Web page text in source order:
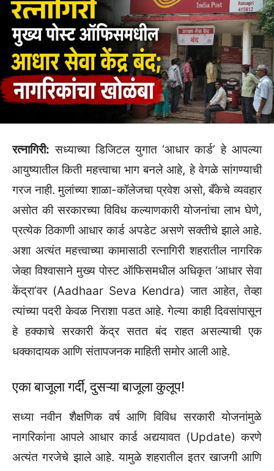
रत्नागिरी: सध्याच्या डिजिटल युगात ‘आधार कार्ड’ हे आपल्या
आयुष्यातील किती महत्त्वाचा भाग बनले आहे, हे वेगळे सांगण्याची
गरज नाही. मुलांच्या शाळा-कॉलेजचा प्रवेश असो, बँकेचे व्यवहार
असोत की सरकारच्या विविध कल्याणकारी योजनांचा लाभ घेणे,
प्रत्येक ठिकाणी आधार कार्ड अपडेट असणे सक्तीचे झाले आहे.
अशा अत्यंत महत्त्वाच्या कामासाठी रत्नागिरी शहरातील नागरिक
जेव्हा विश्वासाने मुख्य पोस्ट ऑफिसमधील अधिकृत ‘आधार सेवा
केंद्रा’वर (Aadhaar Seva Kendra) जात आहेत, तेव्हा
त्यांच्या पदरी केवळ निराशा पडत आहे. गेल्या काही दिवसांपासून
हे हक्काचे सरकारी केंद्र सतत बंद राहत असल्याची एक
धक्कादायक आणि संतापजनक माहिती समोर आली आहे.
एका बाजूला गर्दी, दुसऱ्या बाजूला कुलूप!
सध्या नवीन शैक्षणिक वर्ष आणि विविध सरकारी योजनांमुळे
नागरिकांना आपले आधार कार्ड अद्ययावत (Update) करणे
अत्यंत गरजेचे झाले आहे. यामुळे शहरातील इतर खाजगी आणि